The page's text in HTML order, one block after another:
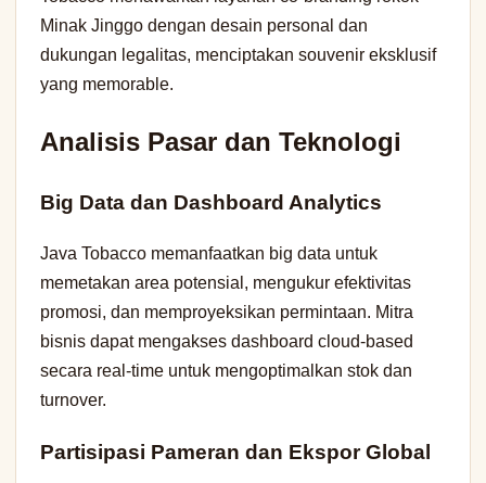
Minak Jinggo dengan desain personal dan
dukungan legalitas, menciptakan souvenir eksklusif
yang memorable.
Analisis Pasar dan Teknologi
Big Data dan Dashboard Analytics
Java Tobacco memanfaatkan big data untuk
memetakan area potensial, mengukur efektivitas
promosi, dan memproyeksikan permintaan. Mitra
bisnis dapat mengakses dashboard cloud-based
secara real-time untuk mengoptimalkan stok dan
turnover.
Partisipasi Pameran dan Ekspor Global